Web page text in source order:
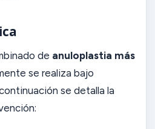
de anuloplastia más
se realiza bajo
se detalla la